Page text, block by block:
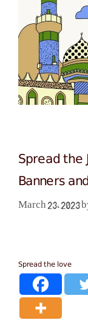
Spread
Banners
March 23, 2023
Spread the love